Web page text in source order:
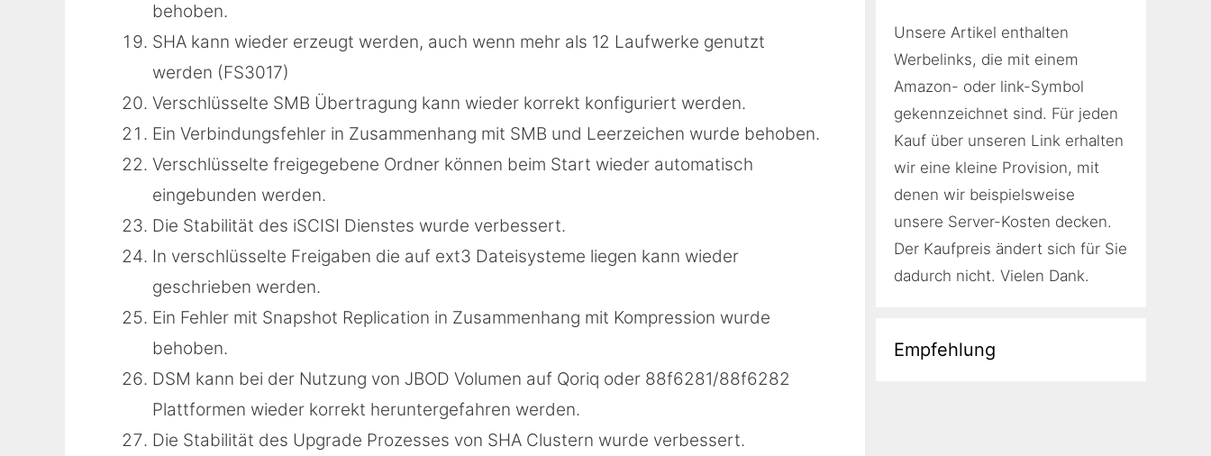
behoben.
SHA kann wieder erzeugt werden, auch wenn mehr als 12 Laufwerke genutzt
werden (FS3017)
Verschlüsselte SMB Übertragung kann wieder korrekt konfiguriert werden.
Ein Verbindungsfehler in Zusammenhang mit SMB und Leerzeichen wurde behoben.
Verschlüsselte freigegebene Ordner können beim Start wieder automatisch
eingebunden werden.
Die Stabilität des iSCISI Dienstes wurde verbessert.
In verschlüsselte Freigaben die auf ext3 Dateisysteme liegen kann wieder
geschrieben werden.
Ein Fehler mit Snapshot Replication in Zusammenhang mit Kompression wurde
behoben.
DSM kann bei der Nutzung von JBOD Volumen auf Qoriq oder 88f6281/88f6282
Plattformen wieder korrekt heruntergefahren werden.
Die Stabilität des Upgrade Prozesses von SHA Clustern wurde verbessert.
Unsere Artikel enthalten
Werbelinks, die mit einem
Amazon- oder link-Symbol
gekennzeichnet sind. Für jeden
Kauf über unseren Link erhalten
wir eine kleine Provision, mit
denen wir beispielsweise
unsere Server-Kosten decken.
Der Kaufpreis ändert sich für Sie
dadurch nicht. Vielen Dank.
Empfehlung